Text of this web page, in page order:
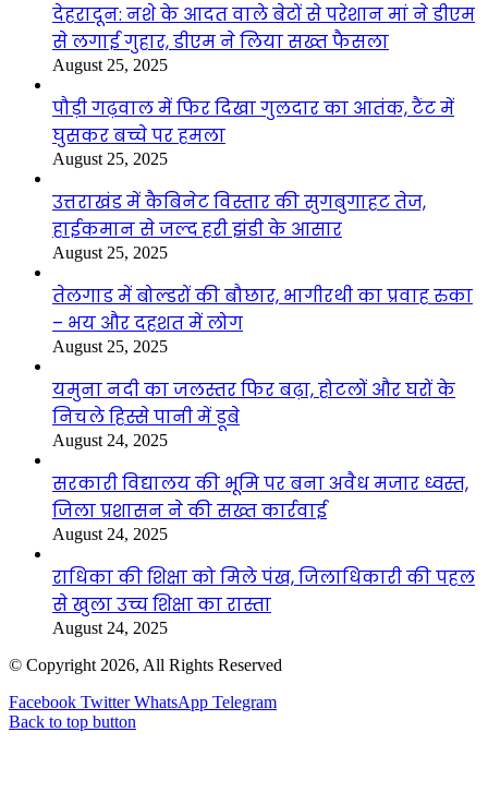
देहरादून: नशे के आदत वाले बेटों से परेशान मां ने डीएम
से लगाई गुहार, डीएम ने लिया सख्त फैसला
August 25, 2025
पौड़ी गढ़वाल में फिर दिखा गुलदार का आतंक, टैंट में
घुसकर बच्चे पर हमला
August 25, 2025
उत्तराखंड में कैबिनेट विस्तार की सुगबुगाहट तेज,
हाईकमान से जल्द हरी झंडी के आसार
August 25, 2025
तेलगाड में बोल्डरों की बौछार, भागीरथी का प्रवाह रुका
– भय और दहशत में लोग
August 25, 2025
यमुना नदी का जलस्तर फिर बढ़ा, होटलों और घरों के
निचले हिस्से पानी में डूबे
August 24, 2025
सरकारी विद्यालय की भूमि पर बना अवैध मजार ध्वस्त,
जिला प्रशासन ने की सख्त कार्रवाई
August 24, 2025
राधिका की शिक्षा को मिले पंख, जिलाधिकारी की पहल
से खुला उच्च शिक्षा का रास्ता
August 24, 2025
© Copyright 2026, All Rights Reserved
Facebook Twitter WhatsApp Telegram
Back to top button